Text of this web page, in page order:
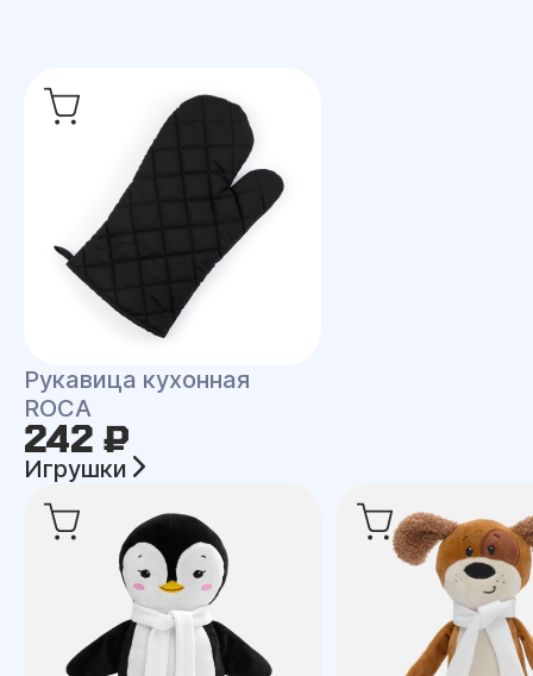
Рукавица кухонная
ROCA
242 ₽
Игрушки